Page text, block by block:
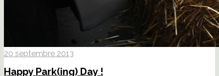
20 septembre 2013
Happy Park(ing) Day !